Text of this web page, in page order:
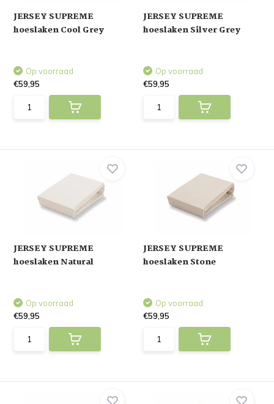
JERSEY SUPREME
hoeslaken Cool Grey
Op voorraad
€59,95
JERSEY SUPREME
hoeslaken Silver Grey
Op voorraad
€59,95
JERSEY SUPREME
hoeslaken Natural
Op voorraad
€59,95
JERSEY SUPREME
hoeslaken Stone
Op voorraad
€59,95